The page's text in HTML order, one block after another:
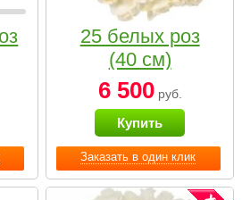
Заказать в один клик
25 белых роз
(40 см)
6 500руб.
Купить